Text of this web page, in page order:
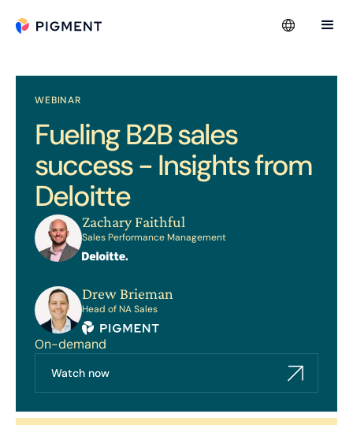
WEBINAR
Fueling B2B sales
success - Insights from
Deloitte
Zachary Faithful
Sales Performance Management
Drew Brieman
Head of NA Sales
On-demand
Watch now